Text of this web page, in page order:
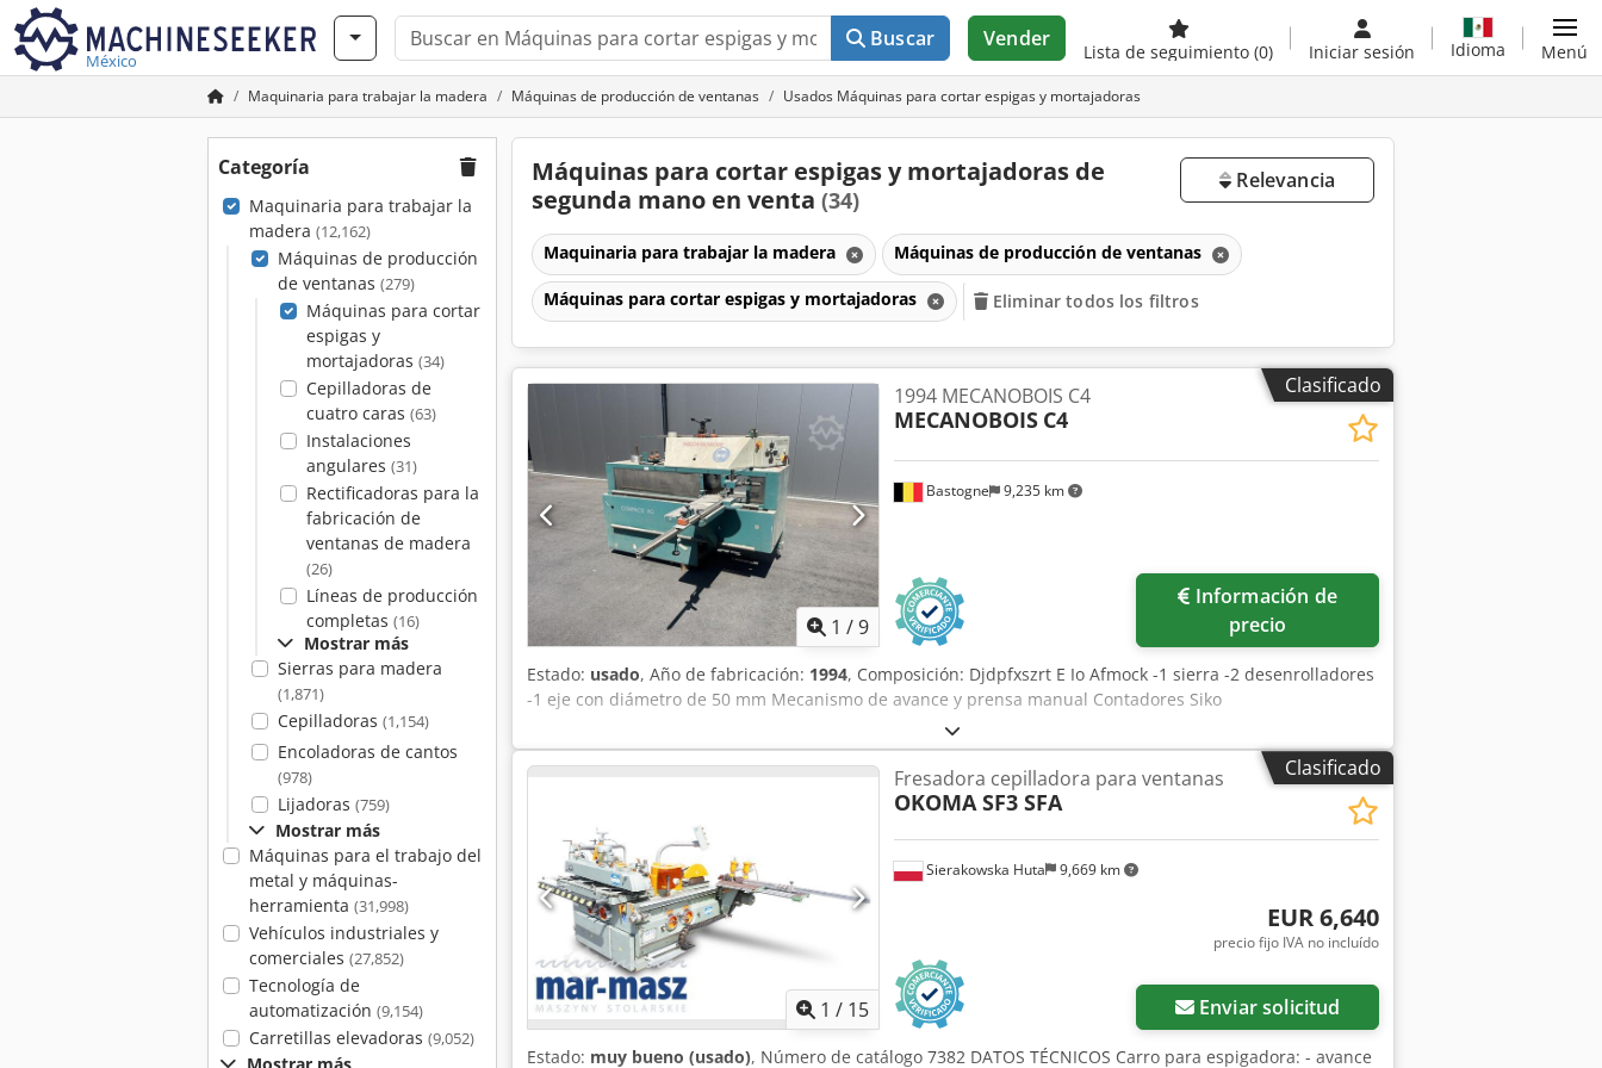
México
Buscar Vender
Lista de seguimiento (0) Iniciar sesión Idioma Menú
Maquinaria para trabajar la madera Máquinas de producción de ventanas Usados Máquinas para cortar espigas y mortajadoras
Categoría
Maquinaria para trabajar la
madera (12,162)
Máquinas de producción
de ventanas (279)
Máquinas para cortar
espigas y
mortajadoras (34)
Cepilladoras de
cuatro caras (63)
Instalaciones
angulares (31)
Rectificadoras para la
fabricación de
ventanas de madera
(26)
Líneas de producción
completas (16)
Mostrar más
Sierras para madera
(1,871)
Cepilladoras (1,154)
Encoladoras de cantos
(978)
Lijadoras (759)
Mostrar más
Máquinas para el trabajo del
metal y máquinas-
herramienta (31,998)
Vehículos industriales y
comerciales (27,852)
Tecnología de
automatización (9,154)
Carretillas elevadoras (9,052)
Máquinas para cortar espigas y mortajadoras de
segunda mano en venta (34)
Relevancia
Maquinaria para trabajar la madera Máquinas de producción de ventanas
Máquinas para cortar espigas y mortajadoras Eliminar todos los filtros
Clasificado
1 /9
Bastogne 9,235 km
1994 MECANOBOIS C4
MECANOBOIS C4
precio
Estado: usado, Año de fabricación: 1994, Composición: Djdpfxszrt E Io Afmock -1 sierra -2 desenrolladores
-1 eje con diámetro de 50 mm Mecanismo de avance y prensa manual Contadores Siko
Clasificado
1 / 15
Sierakowska Huta 9,669 km
Fresadora cepilladora para ventanas
OKOMA SF3 SFA
EUR 6,640
precio fijo IVA no incluído
Enviar solicitud
Estado: muy bueno (usado), Número de catálogo 7382 DATOS TÉCNICOS Carro para espigadora: - avance